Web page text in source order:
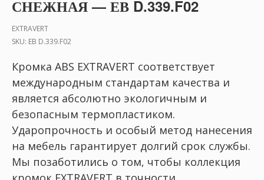
СНЕЖНАЯ — ЕВ D.339.F02
EXTRAVERT
SKU: ЕВ D.339.F02
Кромка ABS EXTRAVERT соответствует
международным стандартам качества и
является абсолютно экологичным и
безопасным термопластиком.
Ударопрочность и особый метод нанесения
на мебель гарантирует долгий срок службы.
Мы позаботились о том, чтобы коллекция